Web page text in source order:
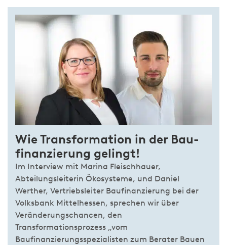
Wie Trans­for­ma­tion in der Bau­
finan­zierung ge­lingt!
Im Interview mit Marina Fleischhauer,
Abteilungsleiterin Ökosysteme, und Daniel
Werther, Vertriebsleiter Baufinanzierung bei der
Volksbank Mittelhessen, sprechen wir über
Veränderungschancen, den
Transformationsprozess „vom
Baufinanzierungsspezialisten zum Berater Bauen